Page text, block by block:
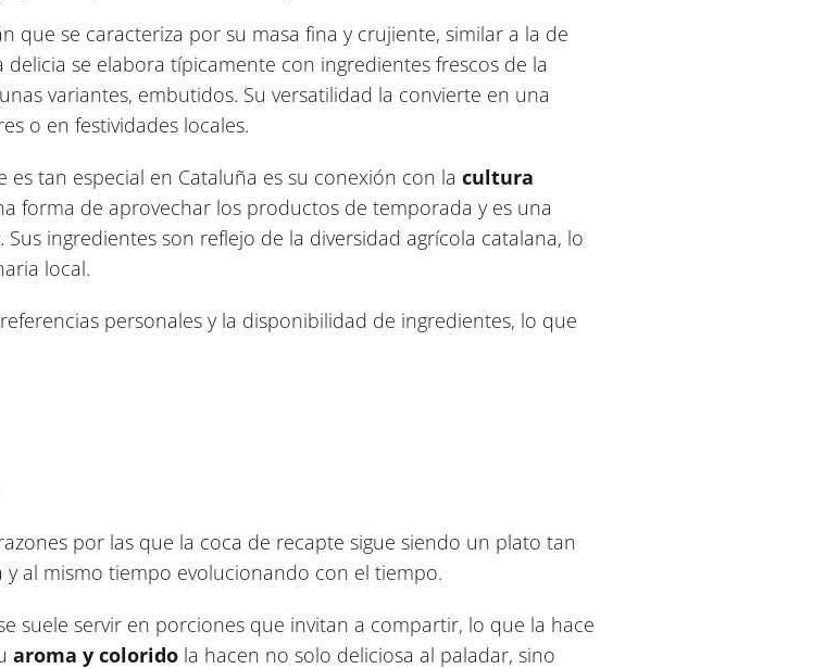
que se caracteriza por su masa fina y crujiente, similar a la de
se elabora típicamente con ingredientes frescos de la
variantes, embutidos. Su versatilidad la convierte en una
o en festividades locales.
tan especial en Cataluña es su conexión con la cultura
forma de aprovechar los productos de temporada y es una
ingredientes son reflejo de la diversidad agrícola catalana, lo
local.
personales y la disponibilidad de ingredientes, lo que
por las que la coca de recapte sigue siendo un plato tan
al mismo tiempo evolucionando con el tiempo.
suele servir en porciones que invitan a compartir, lo que la hace
aroma y coloridola hacen no solo deliciosa al paladar, sino